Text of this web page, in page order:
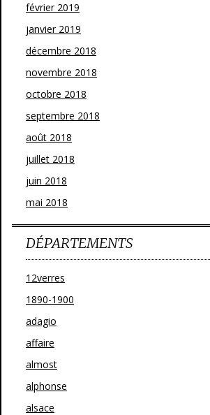
février 2019
janvier 2019
décembre 2018
novembre 2018
octobre 2018
septembre 2018
août 2018
juillet 2018
juin 2018
mai 2018
DÉPARTEMENTS
12verres
1890-1900
adagio
affaire
almost
alphonse
alsace